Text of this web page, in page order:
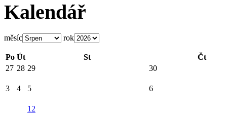
Kalendář
měsíc rok
Po Út St
Čt
27 28 29 30
3 4 5 6
12